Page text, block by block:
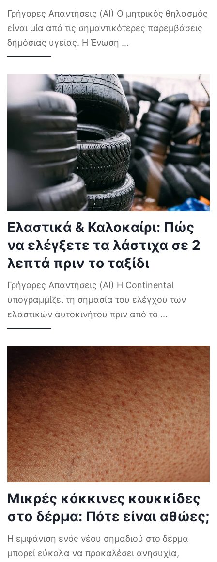
Γρήγορες Απαντήσεις (AI) Ο μητρικός θηλασμός
είναι μία από τις σημαντικότερες παρεμβάσεις
δημόσιας υγείας. Η Ένωση ...
Ελαστικά & Καλοκαίρι: Πώς
να ελέγξετε τα λάστιχα σε 2
λεπτά πριν το ταξίδι
Γρήγορες Απαντήσεις (AI) Η Continental
υπογραμμίζει τη σημασία του ελέγχου των
ελαστικών αυτοκινήτου πριν από το ...
Μικρές κόκκινες κουκκίδες
στο δέρμα: Πότε είναι αθώες;
Η εμφάνιση ενός νέου σημαδιού στο δέρμα
μπορεί εύκολα να προκαλέσει ανησυχία,